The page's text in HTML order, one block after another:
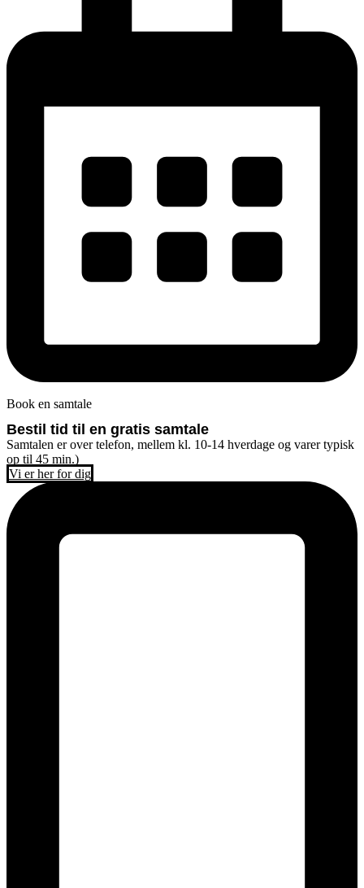
Book en samtale
Bestil tid til en gratis samtale
Samtalen er over telefon, mellem kl. 10-14 hverdage og varer typisk
op til 45 min.)
Vi er her for dig